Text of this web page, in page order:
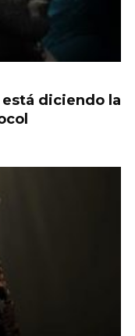
está diciendo la